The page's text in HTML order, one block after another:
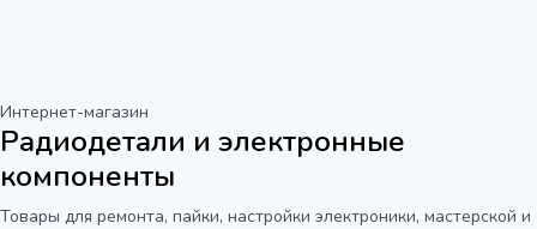
Интернет-магазин
Радиодетали и электронные
компоненты
Товары для ремонта, пайки, настройки электроники, мастерской и